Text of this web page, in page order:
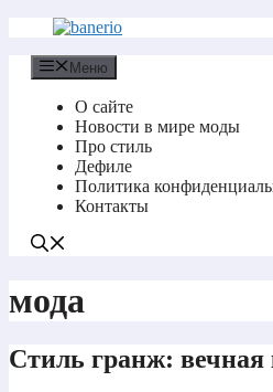
Перейти
содержимому
Меню
О сайте
Новости в мире моды
Про стиль
Дефиле
Политика
Контакты
мода
Стиль гранж: вечная